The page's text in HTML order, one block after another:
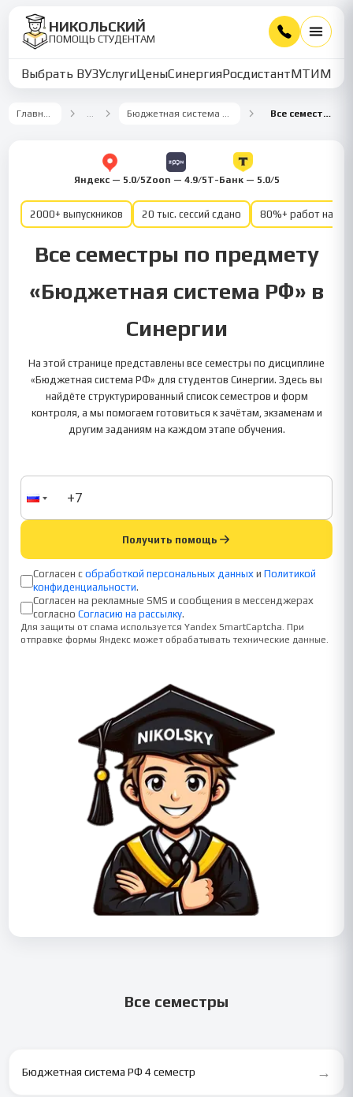
НИКОЛЬСКИЙ
ПОМОЩЬ СТУДЕНТАМ
Выбрать ВУЗУслугиЦеныСинергияРосдистантМТИММУ
Главная … Бюджетная система РФ Все семестры
Яндекс — 5.0/5Zoon — 4.9/5Т-Банк — 5.0/5
2000+ выпускников 20 тыс. сессий сдано 80%+ работ на
Все семестры по предмету
«Бюджетная система РФ» в
Синергии
На этой странице представлены все семестры по дисциплине
«Бюджетная система РФ» для студентов Синергии. Здесь вы
найдёте структурированный список семестров и форм
контроля, а мы помогаем готовиться к зачётам, экзаменам и
другим заданиям на каждом этапе обучения.
Получить помощь
Согласен с обработкой персональных данных и Политикой
конфиденциальности.
Согласен на рекламные SMS и сообщения в мессенджерах
согласно Согласию на рассылку.
Для защиты от спама используется Yandex SmartCaptcha. При
отправке формы Яндекс может обрабатывать технические данные.
Все семестры
Бюджетная система РФ 4 семестр →